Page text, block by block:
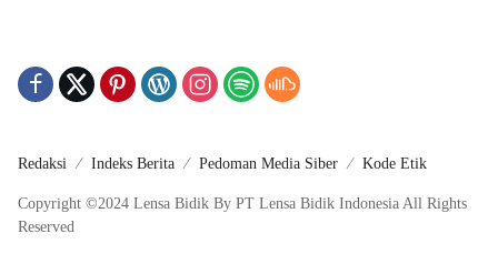
Redaksi Indeks Berita Pedoman Media Siber Kode Etik
Copyright ©2024 Lensa Bidik By PT Lensa Bidik Indonesia All Rights
Reserved